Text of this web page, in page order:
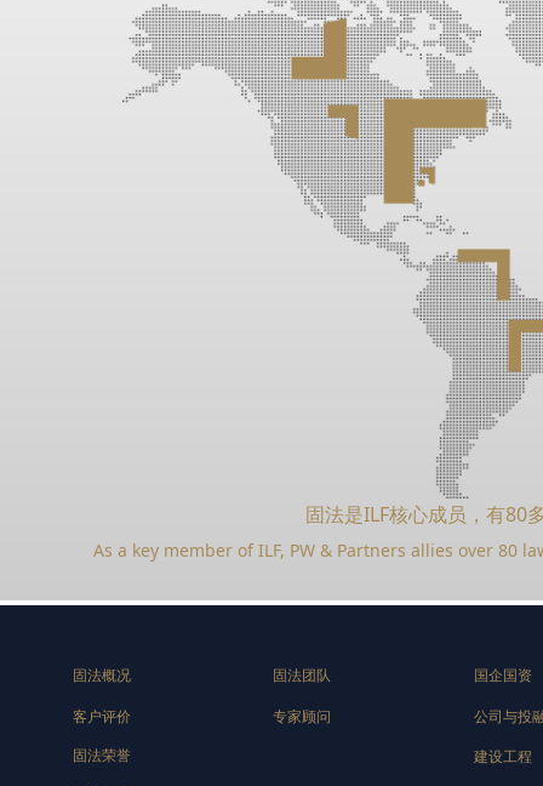
固法是ILF核心成员，有80
As a key member of ILF, PW & Partners allies over
建设工程
公司与投
国企国资
固法荣誉
固法概况
客户评价
固法团队
专家顾问